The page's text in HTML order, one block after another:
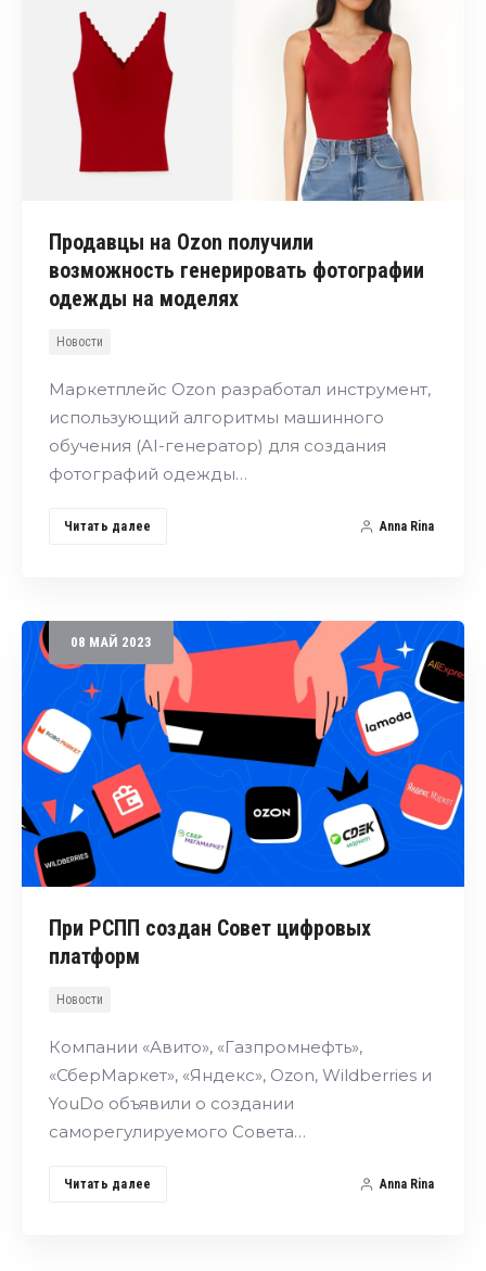
Продавцы на Ozon получили
возможность генерировать фотографии
одежды на моделях
Новости
Маркетплейс Ozon разработал инструмент,
использующий алгоритмы машинного
обучения (AI-генератор) для создания
фотографий одежды…
Читать далее Anna Rina
08 МАЙ 2023
При РСПП создан Совет цифровых
платформ
Новости
Компании «Авито», «Газпромнефть»,
«СберМаркет», «Яндекс», Ozon, Wildberries и
YouDo объявили о создании
саморегулируемого Совета…
Читать далее Anna Rina